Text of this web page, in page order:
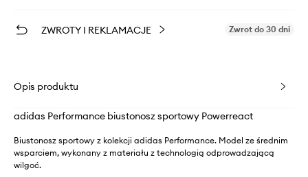
ZWROTY I REKLAMACJE Zwrot do 30 dni
Opis produktu
adidas Performance biustonosz sportowy Powerreact
Biustonosz sportowy z kolekcji adidas Performance. Model ze średnim
wsparciem, wykonany z materiału z technologią odprowadzającą
wilgoć.